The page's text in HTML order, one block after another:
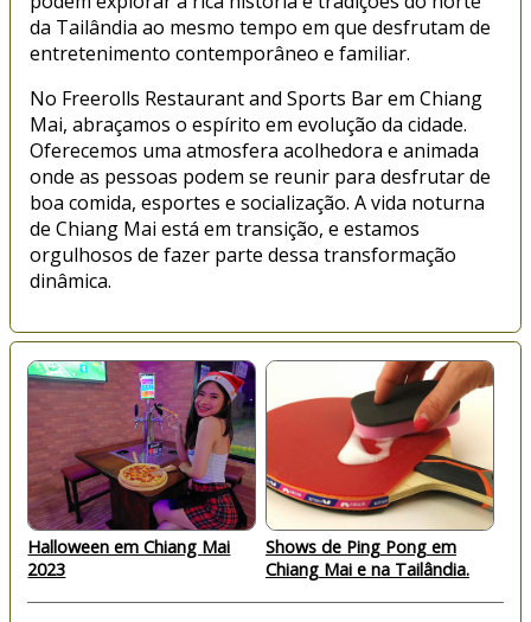
da Tailândia ao mesmo tempo em que desfrutam de
entretenimento contemporâneo e familiar.
No Freerolls Restaurant and Sports Bar em Chiang
Mai, abraçamos o espírito em evolução da cidade.
Oferecemos uma atmosfera acolhedora e animada
onde as pessoas podem se reunir para desfrutar de
boa comida, esportes e socialização. A vida noturna
de Chiang Mai está em transição, e estamos
orgulhosos de fazer parte dessa transformação
dinâmica.
Halloween em Chiang Mai
2023
Shows de Ping Pong em
Chiang Mai e na Tailândia.